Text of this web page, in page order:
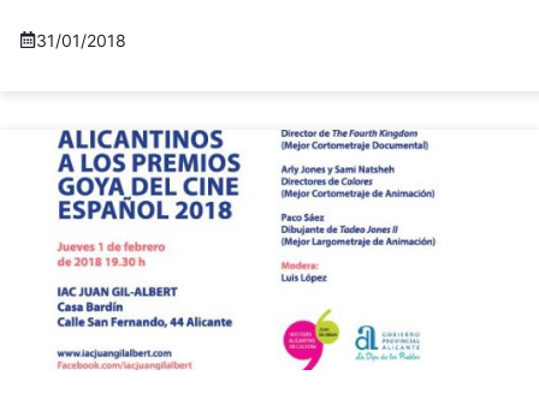
31/01/2018